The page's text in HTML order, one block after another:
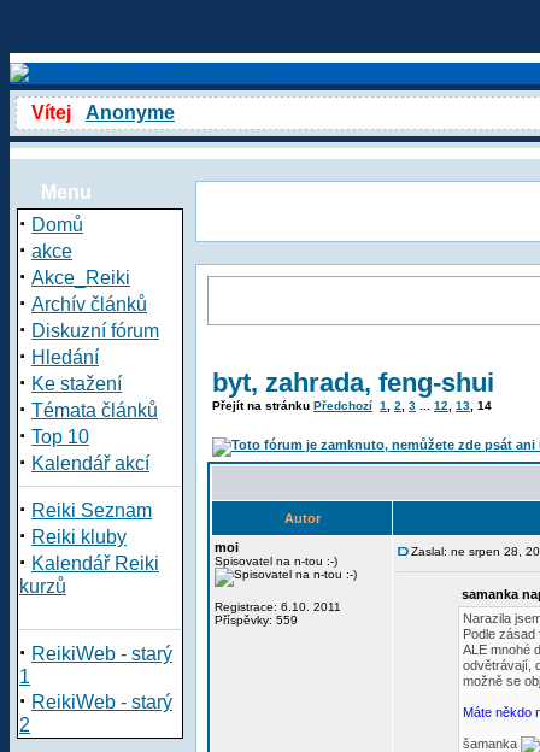
Vítej Anonyme
Menu
· Domů
· akce
· Akce_Reiki
· Archív článků
· Diskuzní fórum
· Hledání
· Ke stažení
· Témata článků
· Top 10
· Kalendář akcí
· Reiki Seznam
· Reiki kluby
· Kalendář Reiki
kurzů
· ReikiWeb - starý
1
· ReikiWeb - starý
2
byt, zahrada, feng-shui
Přejít na stránku Předchozí 1 2 3 12 13 14
Autor
moi
Spisovatel na n-tou :-)
Registrace: 6.10. 2011
Příspěvky: 559
Zaslal: ne srpen 28,
samanka
Narazila
Podle
ALE mnohé
odvětrávají,
možně se
Máte někdo
šamanka